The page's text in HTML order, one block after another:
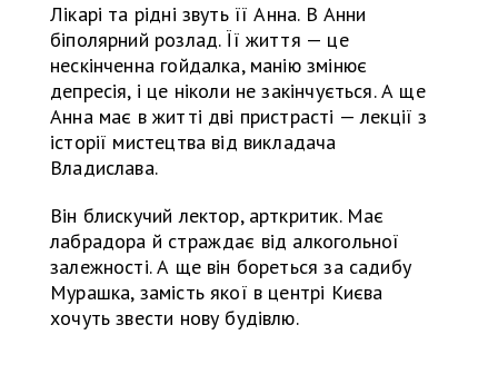
Лікарі та рідні звуть її Анна. В Анни
біполярний розлад. Її життя — це
нескінченна гойдалка, манію змінює
депресія, і це ніколи не закінчується. А ще
Анна має в житті дві пристрасті — лекції з
історії мистецтва від викладача
Владислава.
Він блискучий лектор, арткритик. Має
лабрадора й страждає від алкогольної
залежності. А ще він бореться за садибу
Мурашка, замість якої в центрі Києва
хочуть звести нову будівлю.